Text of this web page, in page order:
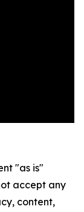
"as is"
accept any
content,